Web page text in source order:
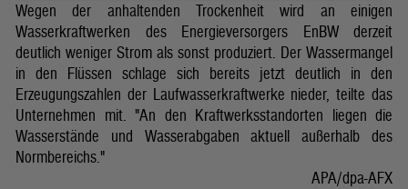
Wegen der anhaltenden Trockenheit wird an einigen
Wasserkraftwerken des Energieversorgers EnBW derzeit
deutlich weniger Strom als sonst produziert. Der Wassermangel
in den Flüssen schlage sich bereits jetzt deutlich in den
Erzeugungszahlen der Laufwasserkraftwerke nieder, teilte das
Unternehmen mit. "An den Kraftwerksstandorten liegen die
Wasserstände und Wasserabgaben aktuell außerhalb des
Normbereichs."
APA/dpa-AFX